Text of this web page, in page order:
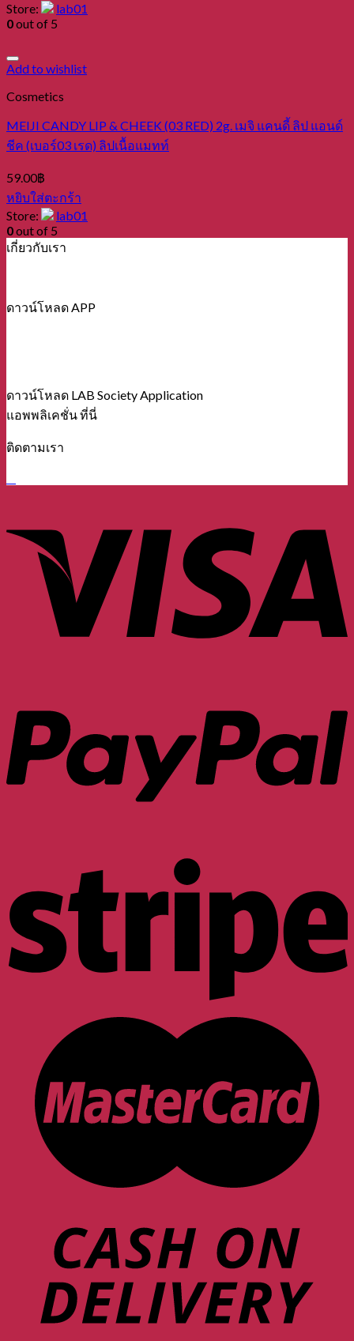
Store:
lab01
0out of 5
Add to wishlist
Cosmetics
MEIJI CANDY LIP & CHEEK (03 RED) 2g. เมจิ แคนดี้ ลิป แอนด์
ชีค (เบอร์03 เรด) ลิปเนื้อแมทท์
59.00฿
หยิบใส่ตะกร้า
Store:
lab01
0out of 5
เกี่ยวกับเรา
ดาวน์โหลด APP
ดาวน์โหลด LAB Society Application
แอพพลิเคชั่น ที่นี่
ติดตามเรา